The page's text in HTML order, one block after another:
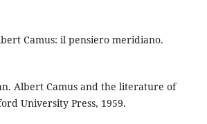
Camus: il pensiero meridiano.
Albert Camus and the literature of
University Press, 1959.